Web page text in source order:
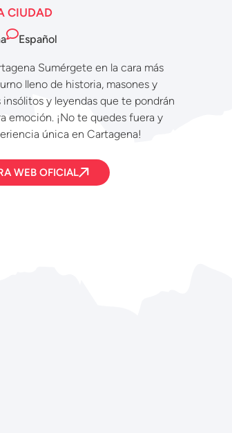
CIUDAD
Español
Sumérgete en la cara más
lleno de historia, masones y
y leyendas que te pondrán
emoción. ¡No te quedes fuera y
única en Cartagena!
WEB OFICIAL